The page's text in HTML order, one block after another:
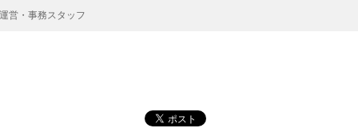
営・事務スタッフ